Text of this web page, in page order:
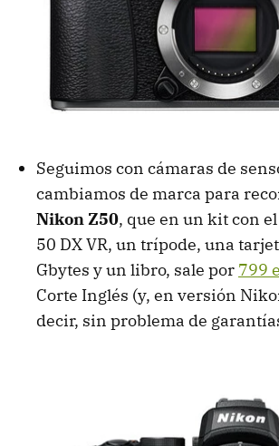
Seguimos con cámaras de
cambiamos de marca para
Nikon Z50, que en un kit con
50 DX VR, un trípode, una
Gbytes y un libro, sale por 799
Corte Inglés (y, en versión
decir, sin problema de